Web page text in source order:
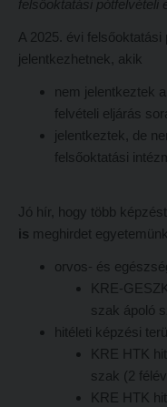
Szabályzatok
Rektori utasítások
Nemzetközi mobilitás
Történeti áttekintés
Hasznos linkek
OKTATÁS
Képzéseink
Nagykőrösi képzési hely
Budapesti képzési hely
Marosvásárhelyi képzési hely
Hittanoktató- és Kántorképző
Pedagógusképző Intézet
Minőségbiztosítás
Oktatóink
Szabályzatok
Határozatok
Történeti áttekintés
Református Pedagógiai
felsőoktatási pótfelvételi
A 2025. évi
jelentkezhetnek, akik
nem jelentkeztek
felvételi eljárás
jelentkeztek, de
felsőoktatási
Jó hír, hogy több képzést
is meghirdet egyetemünk:
orvos- és
KRE-
szak ápoló
hitéleti képzési
KRE HTK
szak (2
KRE HTK